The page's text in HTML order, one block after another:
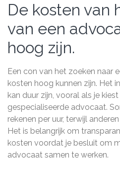
De kosten van
van een
hoog zijn.
Een con van het zoeken naar
kosten hoog kunnen zijn. Het
kan duur zijn, vooral als je
gespecialiseerde advocaat.
rekenen per uur, terwijl
Het is belangrijk om
kosten voordat je besluit om
advocaat samen te werken.